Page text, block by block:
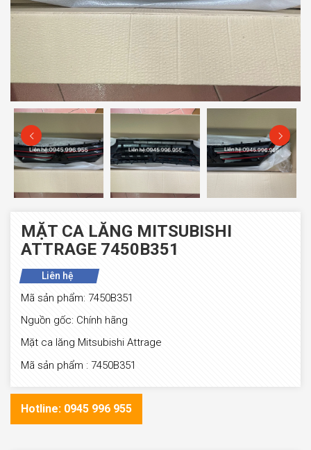
MẶT CA LĂNG MITSUBISHI
ATTRAGE 7450B351
Liên hệ
Mã sản phẩm: 7450B351
Nguồn gốc: Chính hãng
Mặt ca lăng Mitsubishi Attrage
Mã sản phẩm : 7450B351
Hotline: 0945 996 955